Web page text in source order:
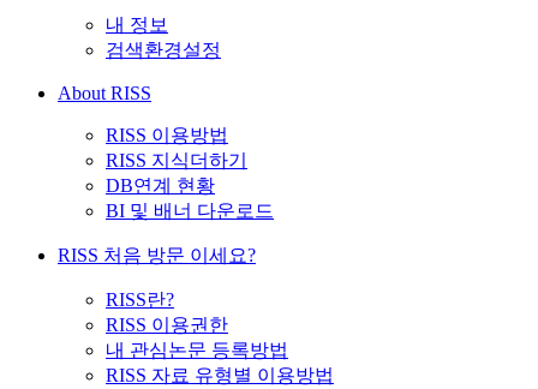
내 정보
검색환경설정
About RISS
RISS 이용방법
RISS 지식더하기
DB연계 현황
BI 및 배너 다운로드
RISS 처음 방문 이세요?
RISS란?
RISS 이용권한
내 관심논문 등록방법
RISS 자료 유형별 이용방법